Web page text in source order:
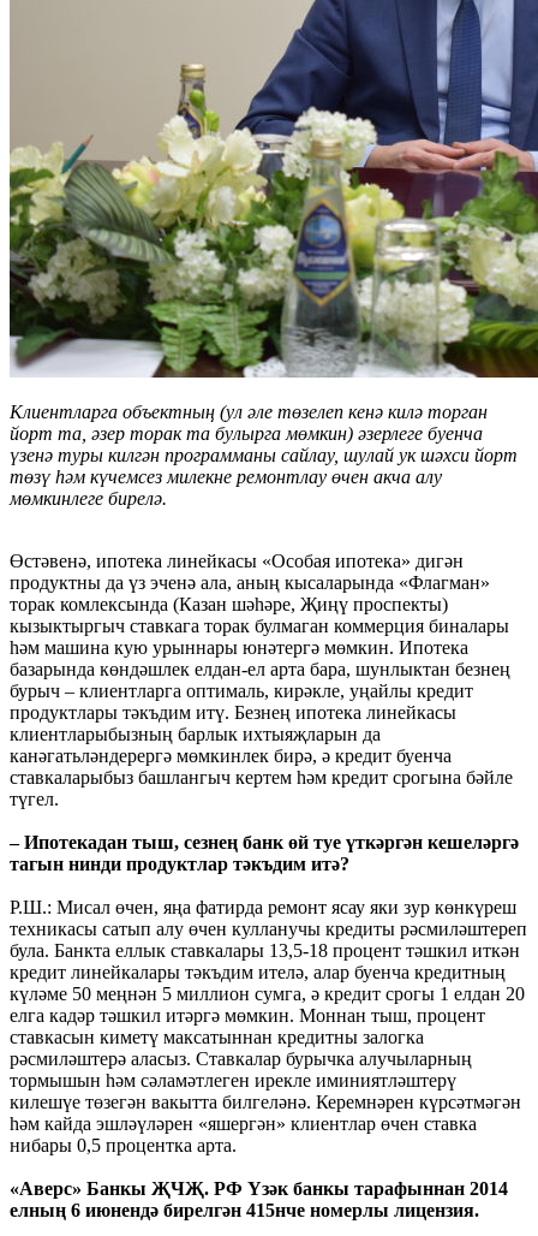
Клиентларга объектның (ул әле төзелеп кенә килә торган
йорт та, әзер торак та булырга мөмкин) әзерлеге буенча
үзенә туры килгән программаны сайлау, шулай ук шәхси йорт
төзү һәм күчемсез милекне ремонтлау өчен акча алу
мөмкинлеге бирелә.
Өстәвенә, ипотека линейкасы «Особая ипотека» дигән
продуктны да үз эченә ала, аның кысаларында «Флагман»
торак комлексында (Казан шәһәре, Җиңү проспекты)
кызыктыргыч ставкага торак булмаган коммерция биналары
һәм машина кую урыннары юнәтергә мөмкин. Ипотека
базарында көндәшлек елдан-ел арта бара, шунлыктан безнең
бурыч – клиентларга оптималь, кирәкле, уңайлы кредит
продуктлары тәкъдим итү. Безнең ипотека линейкасы
клиентларыбызның барлык ихтыяҗларын да
канәгатьләндерергә мөмкинлек бирә, ә кредит буенча
ставкаларыбыз башлангыч кертем һәм кредит срогына бәйле
түгел.
– Ипотекадан тыш, сезнең банк өй туе үткәргән кешеләргә
тагын нинди продуктлар тәкъдим итә?
Р.Ш.: Мисал өчен, яңа фатирда ремонт ясау яки зур көнкүреш
техникасы сатып алу өчен кулланучы кредиты рәсмиләштереп
була. Банкта еллык ставкалары 13,5-18 процент тәшкил иткән
кредит линейкалары тәкъдим ителә, алар буенча кредитның
күләме 50 меңнән 5 миллион сумга, ә кредит срогы 1 елдан 20
елга кадәр тәшкил итәргә мөмкин. Моннан тыш, процент
ставкасын киметү максатыннан кредитны залогка
рәсмиләштерә аласыз. Ставкалар бурычка алучыларның
тормышын һәм сәламәтлеген ирекле иминиятләштерү
килешүе төзегән вакытта билгеләнә. Керемнәрен күрсәтмәгән
һәм кайда эшләүләрен «яшергән» клиентлар өчен ставка
нибары 0,5 процентка арта.
«Аверс» Банкы ҖЧҖ. РФ Үзәк банкы тарафыннан 2014
елның 6 июнендә бирелгән 415нче номерлы лицензия.